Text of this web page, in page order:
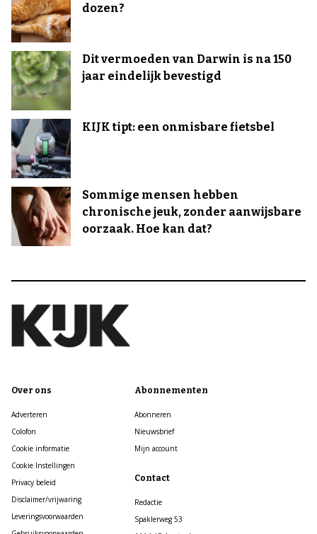
dozen?
Dit vermoeden van Darwin is na 150
jaar eindelijk bevestigd
KIJK tipt: een onmisbare fietsbel
Sommige mensen hebben
chronische jeuk, zonder aanwijsbare
oorzaak. Hoe kan dat?
Over ons
Adverteren
Colofon
Cookie informatie
Cookie Instellingen
Privacy beleid
Disclaimer/vrijwaring
Leveringsvoorwaarden
Abonnementen
Abonneren
Nieuwsbrief
Mijn account
Contact
Redactie
Spaklerweg 53